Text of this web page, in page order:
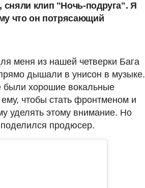
сняли клип "Ночь-подруга". Я
что он потрясающий
меня из нашей четверки Бага
дышали в унисон в музыке.
хорошие вокальные
чтобы стать фронтменом и
уделять этому внимание. Но
продюсер.